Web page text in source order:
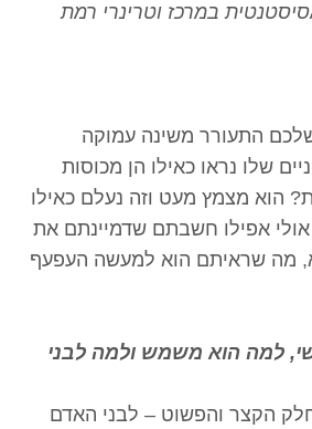
במרכז וטרינרי רמת
התעורר משינה עמוקה
שלו נראו כאילו הן מכוסות
הוא מצמץ מעט וזה נעלם כאילו
אפילו חשבתם שדמיינתם את
מה שראיתם הוא למעשה העפעף
למה הוא משמש ולמה לבני
הקצר והפשוט – לבני האדם